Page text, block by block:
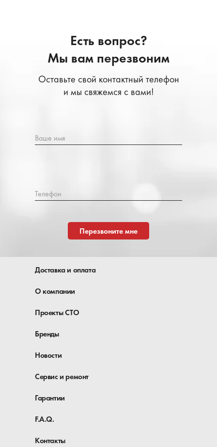
Есть вопрос?
Мы вам перезвоним
Оставьте свой контактный телефон
и мы свяжемся с вами!
Ваше имя
Телефон
Перезвоните мне
Доставка и оплата
О компании
Проекты СТО
Бренды
Новости
Сервис и ремонт
Гарантии
F.A.Q.
Контакты